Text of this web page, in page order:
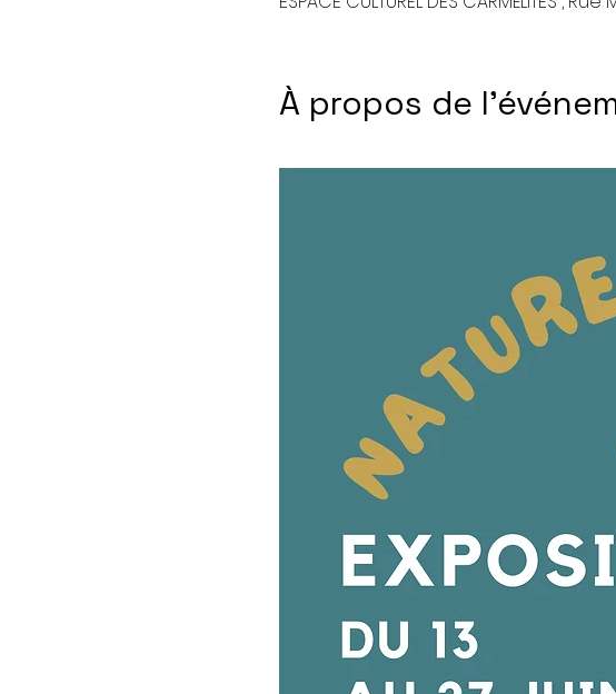
À propos de